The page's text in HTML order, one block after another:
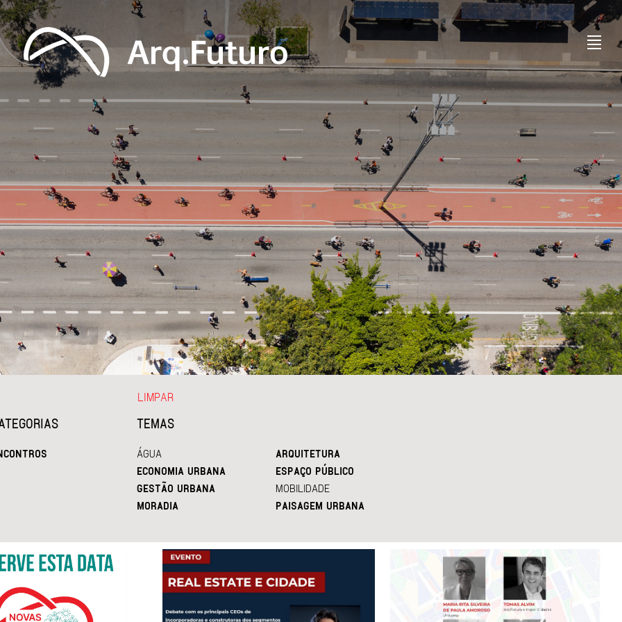
TEMAS
ÁGUA
ARQUITETURA
ECONOMIA URBANA
ESPAÇO PÚBLICO
GESTÃO URBANA
MOBILIDADE
MORADIA
PAISAGEM URBANA
LIMPAR